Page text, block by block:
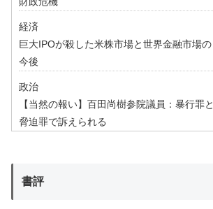
経済
巨大IPOが殺した米株市場と世界金融市場の
今後
政治
【当然の報い】百田尚樹参院議員：暴行罪と
脅迫罪で訴えられる
書評